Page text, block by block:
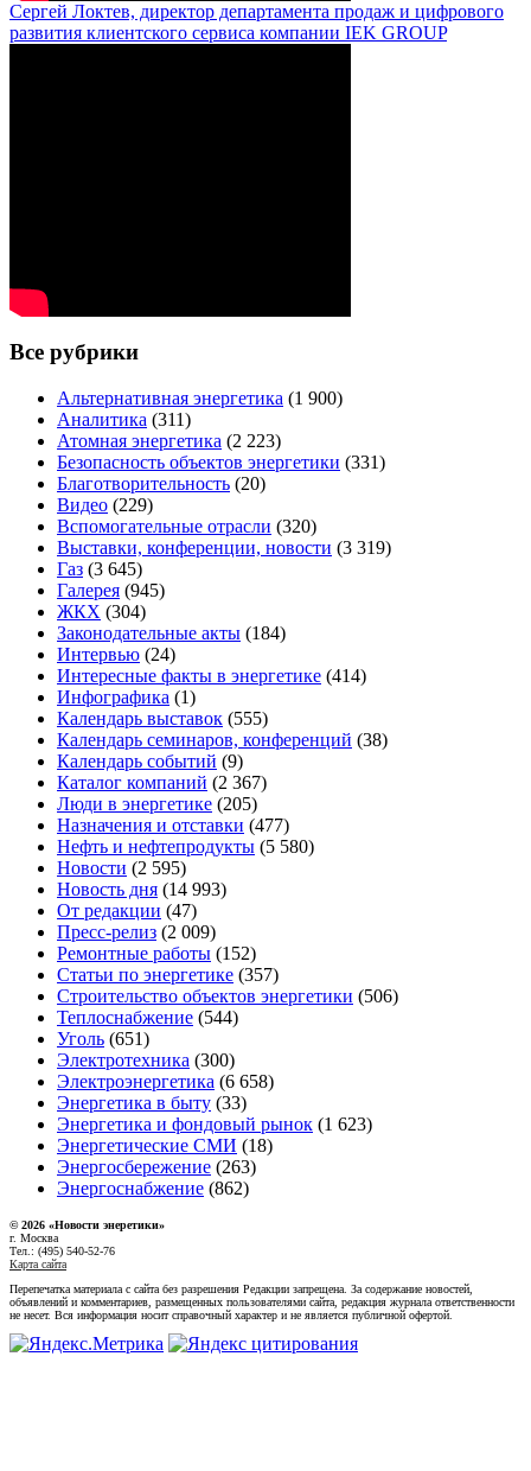
Сергей Локтев, директор департамента продаж и цифрового
развития клиентского сервиса компании IEK GROUP
Все рубрики
Альтернативная энергетика (1 900)
Аналитика (311)
Атомная энергетика (2 223)
Безопасность объектов энергетики (331)
Благотворительность (20)
Видео (229)
Вспомогательные отрасли (320)
Выставки, конференции, новости (3 319)
Газ (3 645)
Галерея (945)
ЖКХ (304)
Законодательные акты (184)
Интервью (24)
Интересные факты в энергетике (414)
Инфографика (1)
Календарь выставок (555)
Календарь семинаров, конференций (38)
Календарь событий (9)
Каталог компаний (2 367)
Люди в энергетике (205)
Назначения и отставки (477)
Нефть и нефтепродукты (5 580)
Новости (2 595)
Новость дня (14 993)
От редакции (47)
Пресс-релиз (2 009)
Ремонтные работы (152)
Статьи по энергетике (357)
Строительство объектов энергетики (506)
Теплоснабжение (544)
Уголь (651)
Электротехника (300)
Электроэнергетика (6 658)
Энергетика в быту (33)
Энергетика и фондовый рынок (1 623)
Энергетические СМИ (18)
Энергосбережение (263)
Энергоснабжение (862)
© 2026 «Новости энеретики»
г. Москва
Тел.: (495) 540-52-76
Карта сайта
Перепечатка материала с сайта без разрешения Редакции запрещена. За содержание новостей,
объявлений и комментариев, размещенных пользователями сайта, редакция журнала ответственности
не несет. Вся информация носит справочный характер и не является публичной офертой.